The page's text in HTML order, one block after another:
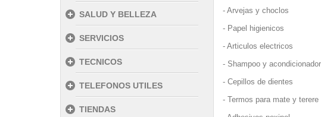
SALUD Y BELLEZA
SERVICIOS
TECNICOS
TELEFONOS UTILES
TIENDAS
- Arvejas y choclos
- Papel higienicos
- Articulos electricos
- Shampoo y
- Cepillos de dientes
- Termos para mate y terere